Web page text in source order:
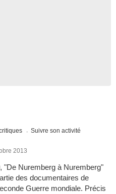
Suivre son activité
2013
"De Nuremberg à Nuremberg"
des documentaires de
Guerre mondiale. Précis